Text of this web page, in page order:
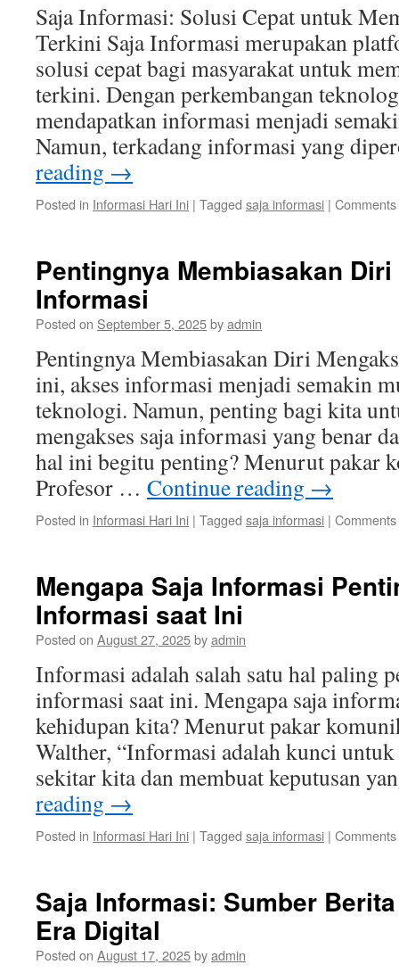
Saja Informasi: Solusi Cepat untuk
Terkini Saja Informasi merupakan
solusi cepat bagi masyarakat untuk
terkini. Dengan perkembangan
mendapatkan informasi menjadi
Namun, terkadang informasi yang
reading →
Posted in Informasi Hari Ini | Tagged saja informasi |
Pentingnya Membiasakan
Informasi
Posted on September 5, 2025byadmin
Pentingnya Membiasakan Diri
ini, akses informasi menjadi semakin
teknologi. Namun, penting bagi kita
mengakses saja informasi yang benar
hal ini begitu penting? Menurut pakar
Profesor … Continue reading →
Posted in Informasi Hari Ini | Tagged saja informasi |
Mengapa Saja Informasi
Informasi saat Ini
Posted on August 27, 2025byadmin
Informasi adalah salah satu hal paling
informasi saat ini. Mengapa saja
kehidupan kita? Menurut pakar
Walther, “Informasi adalah kunci
sekitar kita dan membuat keputusan
reading →
Posted in Informasi Hari Ini | Tagged saja informasi |
Saja Informasi: Sumber
Era Digital
Posted on August 17, 2025byadmin